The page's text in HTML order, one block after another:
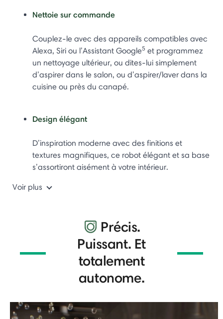
Nettoie sur commande
Couplez-le avec des appareils compatibles avec
Alexa, Siri ou l’Assistant Google5 et programmez
un nettoyage ultérieur, ou dites-lui simplement
d’aspirer dans le salon, ou d’aspirer/laver dans la
cuisine ou près du canapé.
Design élégant
D’inspiration moderne avec des finitions et
textures magnifiques, ce robot élégant et sa base
s’assortiront aisément à votre intérieur.
Voir plus
Précis.
Puissant. Et
totalement
autonome.